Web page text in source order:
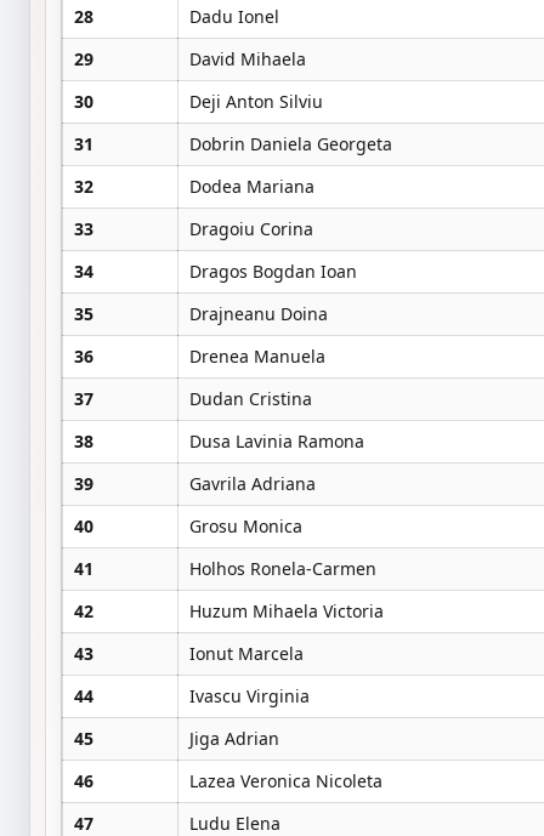
28
Dadu Ionel
29
David Mihaela
30
Deji Anton Silviu
31
Dobrin Daniela Georgeta
32
Dodea Mariana
33
Dragoiu Corina
34
Dragos Bogdan Ioan
35
Drajneanu Doina
36
Drenea Manuela
37
Dudan Cristina
38
Dusa Lavinia Ramona
39
Gavrila Adriana
40
Grosu Monica
41
Holhos Ronela-Carmen
42
Huzum Mihaela Victoria
43
Ionut Marcela
44
Ivascu Virginia
45
Jiga Adrian
46
Lazea Veronica Nicoleta
47
Ludu Elena